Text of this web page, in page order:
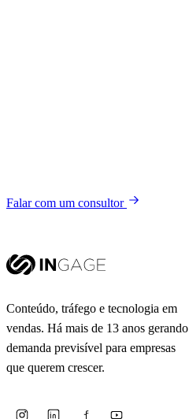
Falar com um consultor
Conteúdo, tráfego e tecnologia em
vendas. Há mais de 13 anos gerando
demanda previsível para empresas
que querem crescer.